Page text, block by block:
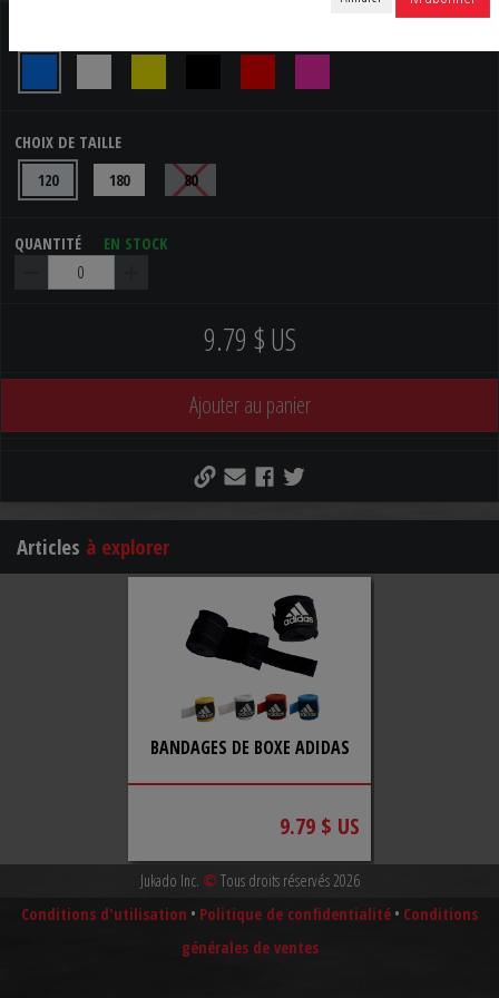
CHOIX DE TAILLE
120
180 80
QUANTITÉ EN STOCK
9.79 $ US
Ajouter au panier
Articles à explorer
BANDAGES DE BOXE ADIDAS
9.79 $ US
Jukado Inc. © Tous droits réservés 2026
Conditions d'utilisation • Politique de confidentialité • Conditions
générales de ventes